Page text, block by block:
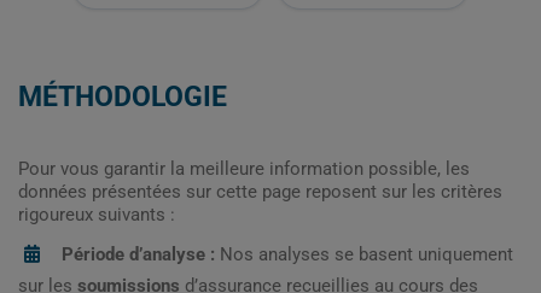
MÉTHODOLOGIE
Pour vous garantir la meilleure information possible, les
données présentées sur cette page reposent sur les critères
rigoureux suivants :
Période d’analyse : Nos analyses se basent uniquement
sur les soumissions d’assurance recueillies au cours des